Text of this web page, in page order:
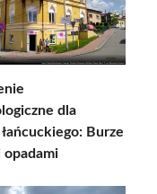
dla
Burze
opadami